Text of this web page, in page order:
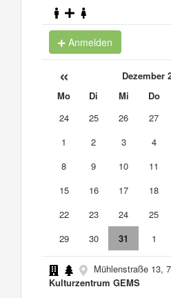
Anmelden
« Dezember
Mo Di Mi Do
24
25 26 27
1
2 3 4
8
9 10 11
15
16 17 18
22
23 24 25
29
30 31 1
Mühlenstraße 13,
Kulturzentrum GEMS